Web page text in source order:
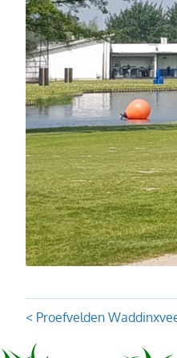
Posts
< Proefvelden